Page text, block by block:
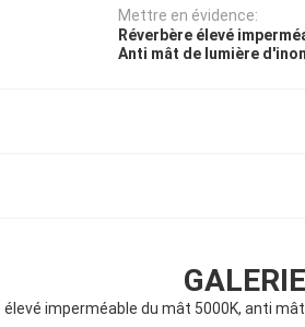
Mettre en évidence:
Réverbère élevé
Anti mât de lumière
GALERIE
élevé imperméable du mât 5000K, anti